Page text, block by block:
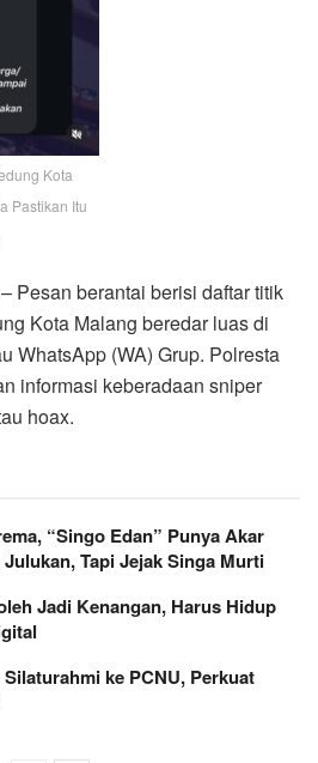
Kota
Pastikan Itu
Pesan berantai berisi daftar titik
Kota Malang beredar luas di
WhatsApp (WA) Grup. Polresta
informasi keberadaan sniper
hoax.
“Singo Edan” Punya Akar
Tapi Jejak Singa Murti
Jadi Kenangan, Harus Hidup
ke PCNU, Perkuat